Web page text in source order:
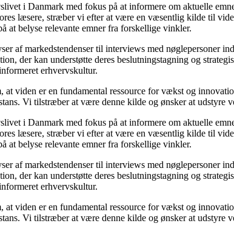
i Danmark med fokus på at informere om aktuelle
læsere, stræber vi efter at være en væsentlig kilde til
at belyse relevante emner fra forskellige vinkler.
af markedstendenser til interviews med nøglepersoner
der kan understøtte deres beslutningstagning og
erhvervskultur.
viden er en fundamental ressource for vækst og
Vi tilstræber at være denne kilde og ønsker at
i Danmark med fokus på at informere om aktuelle
læsere, stræber vi efter at være en væsentlig kilde til
at belyse relevante emner fra forskellige vinkler.
af markedstendenser til interviews med nøglepersoner
der kan understøtte deres beslutningstagning og
erhvervskultur.
viden er en fundamental ressource for vækst og
Vi tilstræber at være denne kilde og ønsker at